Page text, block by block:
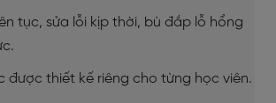
tục, sửa lỗi kịp thời, bù đắp lỗ hổng
được thiết kế riêng cho từng học viên.